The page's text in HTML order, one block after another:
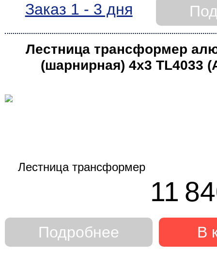
Заказ 1 - 3 дня
Лестница трансформер
(шарнирная) 4х3 TL4033
11
В
Подробнее